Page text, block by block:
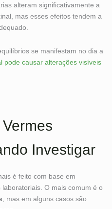
alteram significativamente a
mas esses efeitos tendem a
se manifestam no dia a
pode causar alterações visíveis
Investigar
é feito com base em
O mais comum é o
, mas em alguns casos são